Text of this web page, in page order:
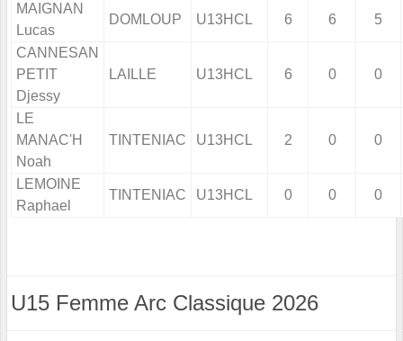
MAIGNAN
Lucas
DOMLOUP U13HCL 6 6 5
CANNESAN
PETIT
Djessy
LAILLE U13HCL 6 0 0
LE
MANAC'H
Noah
TINTENIAC U13HCL 2 0 0
LEMOINE
Raphael
TINTENIAC U13HCL 0 0 0
U15 Femme Arc Classique 2026